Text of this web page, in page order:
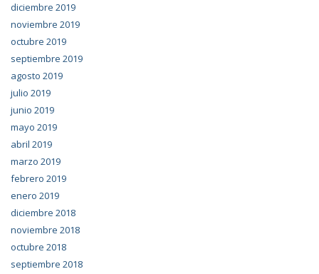
diciembre 2019
noviembre 2019
octubre 2019
septiembre 2019
agosto 2019
julio 2019
junio 2019
mayo 2019
abril 2019
marzo 2019
febrero 2019
enero 2019
diciembre 2018
noviembre 2018
octubre 2018
septiembre 2018